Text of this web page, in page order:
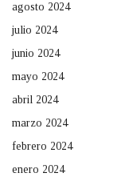
agosto 2024
julio 2024
junio 2024
mayo 2024
abril 2024
marzo 2024
febrero 2024
enero 2024